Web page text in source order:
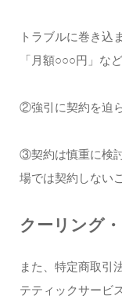
トラブルに巻き込
「月額○○○円」な
②強引に契約を迫
③契約は慎重に検
場では契約しない
クーリング
また、特定商取引
テティックサービ